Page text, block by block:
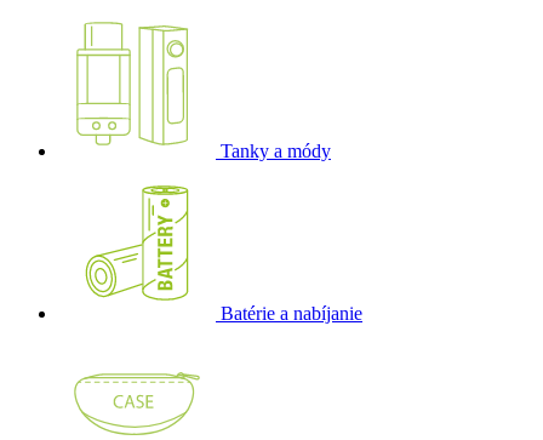
Tanky a módy
Batérie a nabíjanie